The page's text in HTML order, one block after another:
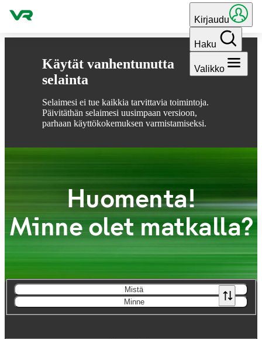
Käytät vanhentunutta
selainta
Selaimesi ei tue kaikkia tarvittavia toimintoja.
Päivitäthän selaimesi uusimpaan versioon,
parhaan käyttökokemuksen varmistamiseksi.
Hyppää sisältöön
Kirjaudu
Haku
Valikko
Huomenta!
Minne olet matkalla?
Mistä
Minne